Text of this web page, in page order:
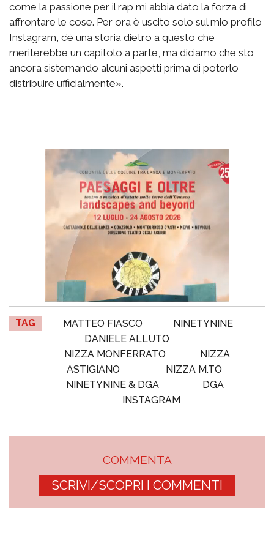
come la passione per il rap mi abbia dato la forza di
affrontare le cose. Per ora è uscito solo sul mio profilo
Instagram, c’è una storia dietro a questo che
meriterebbe un capitolo a parte, ma diciamo che sto
ancora sistemando alcuni aspetti prima di poterlo
distribuire ufficialmente».
TAG MATTEO FIASCO
NINETYNINE
DANIELE ALLUTO
NIZZA MONFERRATO
NIZZA
ASTIGIANO
NIZZA M.TO
NINETYNINE & DGA
DGA
INSTAGRAM
COMMENTA
SCRIVI/SCOPRI I COMMENTI